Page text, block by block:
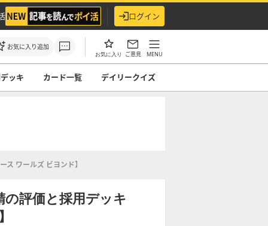
ログイン
お気に入り追加
お気に入り ご意見 MENU
ッキ カード一覧 デイリークイズ
ワールズ ビヨンド】
評価と採用デッキ